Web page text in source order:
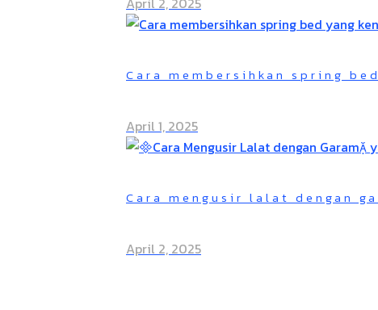
Cara membersihkan spring
April 1, 2025
Cara mengusir lalat dengan
April 2, 2025